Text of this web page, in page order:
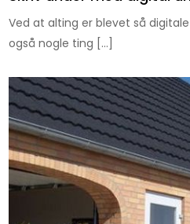
Ved at alting er blevet så
også nogle ting […]